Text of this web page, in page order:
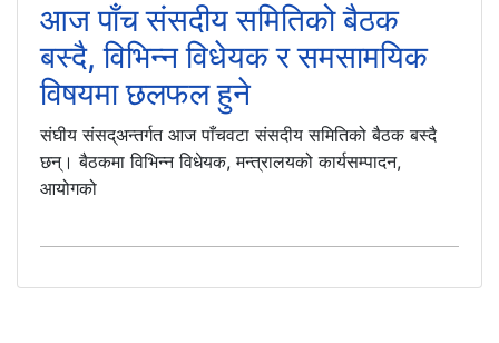
आज पाँच संसदीय समितिको बैठक
बस्दै, विभिन्न विधेयक र समसामयिक
विषयमा छलफल हुने
संघीय संसद्अन्तर्गत आज पाँचवटा संसदीय समितिको बैठक बस्दै
छन्। बैठकमा विभिन्न विधेयक, मन्त्रालयको कार्यसम्पादन,
आयोगको